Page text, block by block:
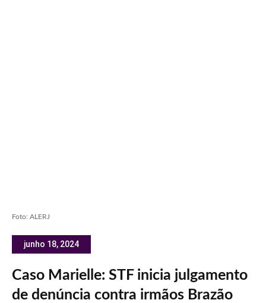
Foto: ALERJ
junho 18, 2024
Caso Marielle: STF inicia julgamento
de denúncia contra irmãos Brazão